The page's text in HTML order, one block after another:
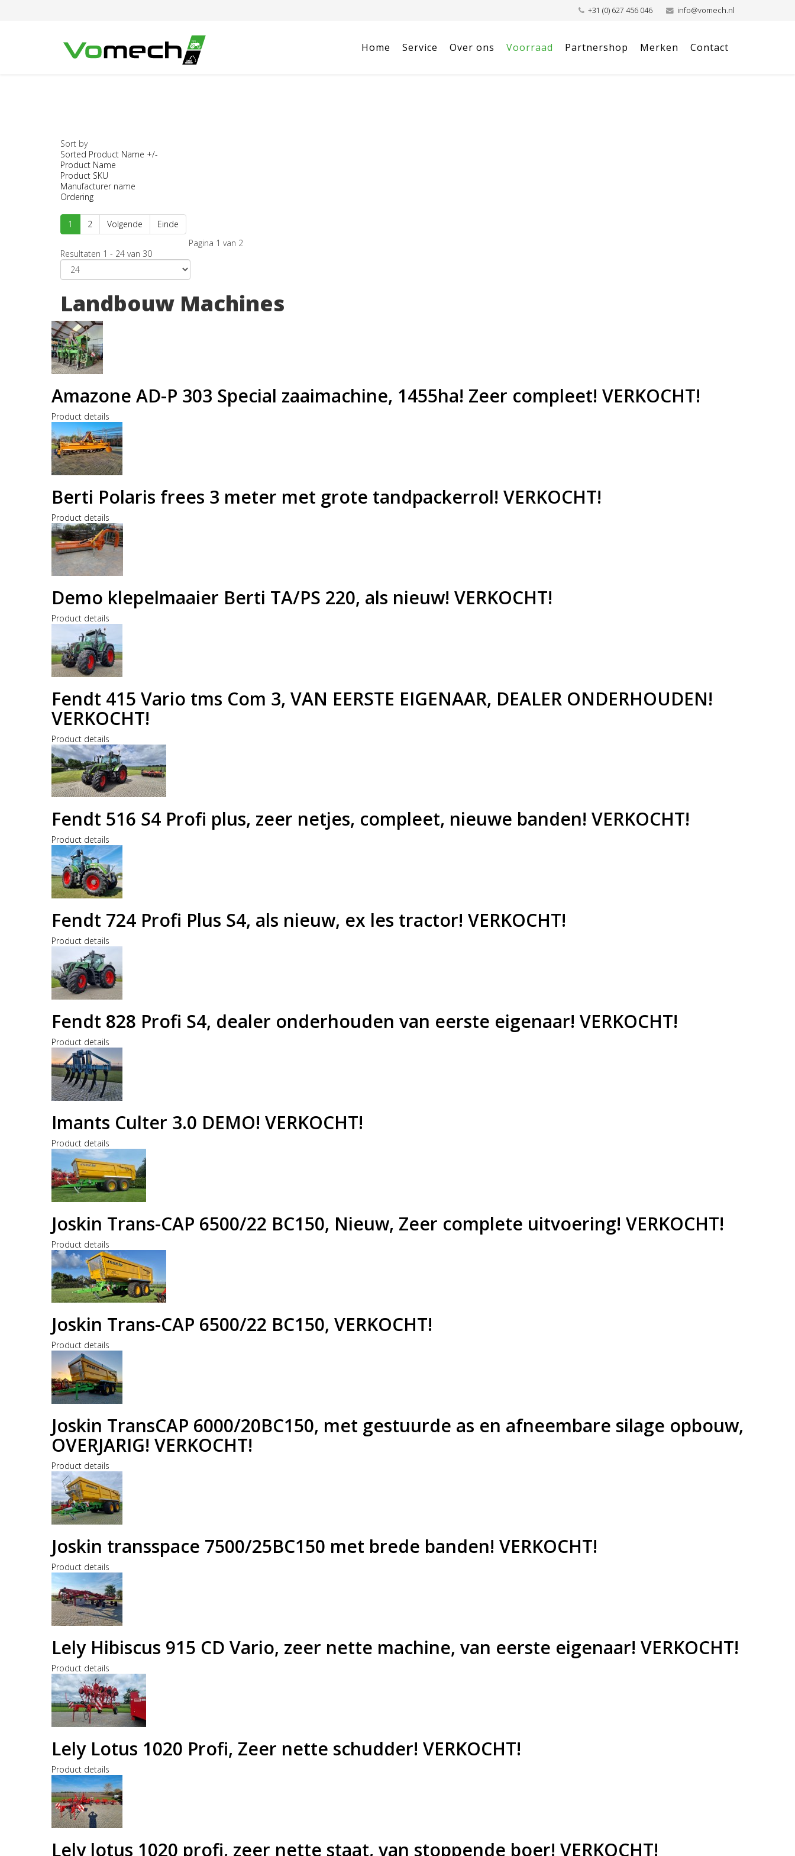
+31 (0) 627 456 046 info@vomech.nl
Home Service Over ons Voorraad Partnershop Merken Contact
Sort by
Sorted Product Name +/-
Product Name
Product SKU
Manufacturer name
Ordering
1 2 Volgende
Einde
Pagina 1 van 2
Resultaten 1 - 24 van 30
Landbouw Machines
Amazone AD-P 303 Special zaaimachine, 1455ha! Zeer compleet! VERKOCHT!
Product details
Berti Polaris frees 3 meter met grote tandpackerrol! VERKOCHT!
Product details
Demo klepelmaaier Berti TA/PS 220, als nieuw! VERKOCHT!
Product details
Fendt 415 Vario tms Com 3, VAN EERSTE EIGENAAR, DEALER ONDERHOUDEN!
VERKOCHT!
Product details
Fendt 516 S4 Profi plus, zeer netjes, compleet, nieuwe banden! VERKOCHT!
Product details
Fendt 724 Profi Plus S4, als nieuw, ex les tractor! VERKOCHT!
Product details
Fendt 828 Profi S4, dealer onderhouden van eerste eigenaar! VERKOCHT!
Product details
Imants Culter 3.0 DEMO! VERKOCHT!
Product details
Joskin Trans-CAP 6500/22 BC150, Nieuw, Zeer complete uitvoering! VERKOCHT!
Product details
Joskin Trans-CAP 6500/22 BC150, VERKOCHT!
Product details
Joskin TransCAP 6000/20BC150, met gestuurde as en afneembare silage opbouw,
OVERJARIG! VERKOCHT!
Product details
Joskin transspace 7500/25BC150 met brede banden! VERKOCHT!
Product details
Lely Hibiscus 915 CD Vario, zeer nette machine, van eerste eigenaar! VERKOCHT!
Product details
Lely Lotus 1020 Profi, Zeer nette schudder! VERKOCHT!
Product details
Lely lotus 1020 profi, zeer nette staat, van stoppende boer! VERKOCHT!